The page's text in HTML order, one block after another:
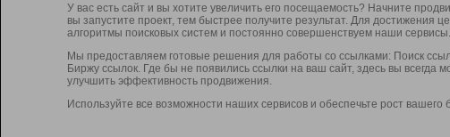
У вас есть сайт и вы хотите увеличить его посещаемость? Начните
вы запустите проект, тем быстрее получите результат. Для достижения
алгоритмы поисковых систем и постоянно совершенствуем наши сервисы.
Мы предоставляем готовые решения для работы со ссылками: Поиск
Биржу ссылок. Где бы не появились ссылки на ваш сайт, здесь вы
улучшить эффективность продвижения.
Используйте все возможности наших сервисов и обеспечьте рост вашего